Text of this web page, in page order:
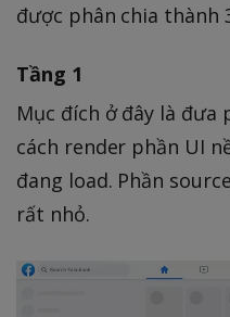
được phân chia thành
Tầng 1
Mục đích ở đây là
cách render phần UI
đang load. Phần
rất nhỏ.